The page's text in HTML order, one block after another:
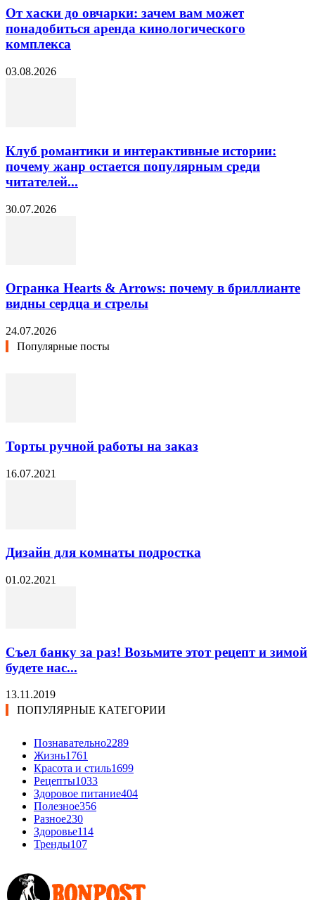
От хаски до овчарки: зачем вам может
понадобиться аренда кинологического
комплекса
03.08.2026
Клуб романтики и интерактивные истории:
почему жанр остается популярным среди
читателей...
30.07.2026
Огранка Hearts & Arrows: почему в бриллианте
видны сердца и стрелы
24.07.2026
Популярные посты
Торты ручной работы на заказ
16.07.2021
Дизайн для комнаты подростка
01.02.2021
Съел банку за раз! Возьмите этот рецепт и зимой
будете нас...
13.11.2019
ПОПУЛЯРНЫЕ КАТЕГОРИИ
Познавательно2289
Жизнь1761
Красота и стиль1699
Рецепты1033
Здоровое питание404
Полезное356
Разное230
Здоровье114
Тренды107